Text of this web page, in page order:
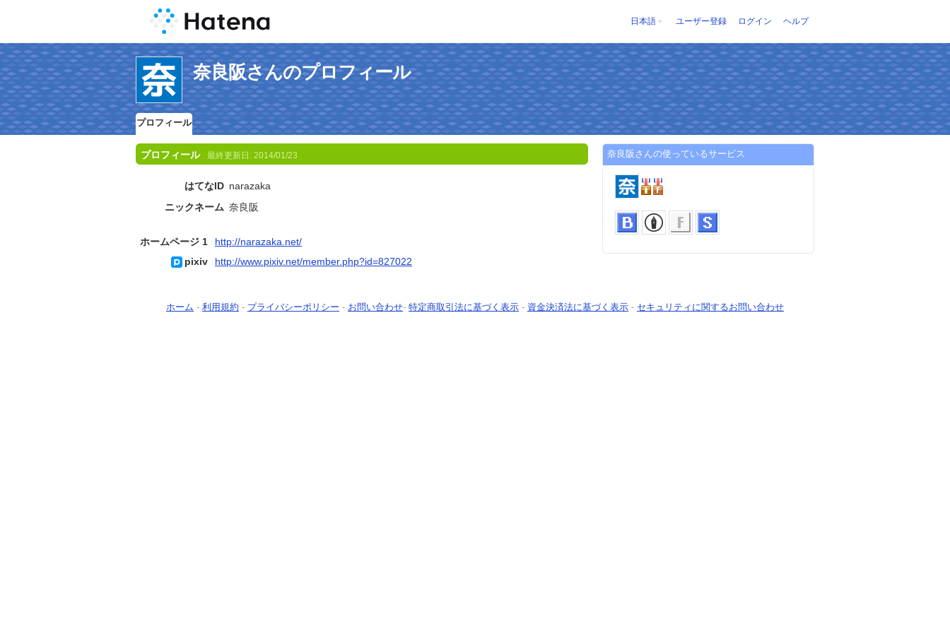
日本語 ユーザー登録 ログイン ヘルプ
奈良阪さんのプロフィール
プロフィール
プロフィール 最終更新日: 2014/01/23
はてなID narazaka
ニックネーム 奈良阪
ホームページ 1
http://narazaka.net/
pixiv
http://www.pixiv.net/member.php?id=827022
奈良阪さんの使っているサービス
ホーム - 利用規約 - プライバシーポリシー - お問い合わせ- 特定商取引法に基づく表示 - 資金決済法に基づく表示 - セキュリティに関するお問い合わせ